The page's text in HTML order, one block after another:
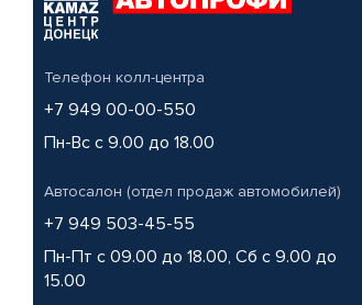
Телефон колл-центра
+7 949 00-00-550
Пн-Вс с 9.00 до 18.00
Автосалон (отдел продаж автомобилей)
+7 949 503-45-55
Пн-Пт с 09.00 до 18.00, Сб с 9.00 до
15.00